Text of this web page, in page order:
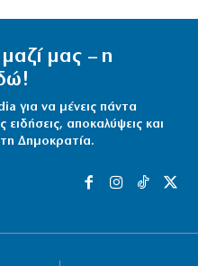
μας – η
για να μένεις πάντα
ειδήσεις, αποκαλύψεις και
Δημοκρατία.